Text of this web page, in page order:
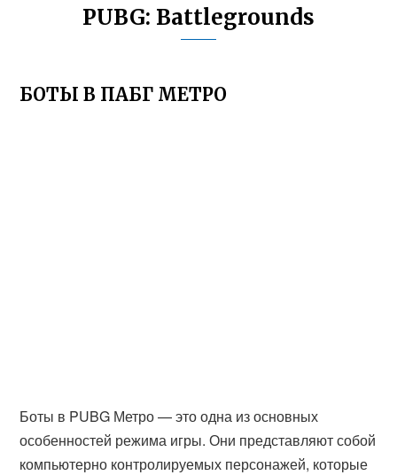
PUBG: Battlegrounds
БОТЫ В ПАБГ МЕТРО
Боты в PUBG Метро — это одна из основных
особенностей режима игры. Они представляют собой
компьютерно контролируемых персонажей, которые